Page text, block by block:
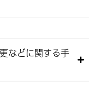
などに関する手